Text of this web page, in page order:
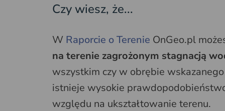
Czy wiesz, że...
W Raporcie o Terenie OnGeo.pl
na terenie zagrożonym stagnacją
wszystkim czy w obrębie
istnieje wysokie
względu na ukształtowanie terenu.